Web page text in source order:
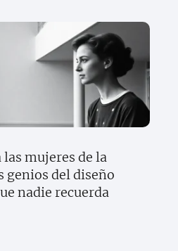
las mujeres de la
genios del diseño
nadie recuerda